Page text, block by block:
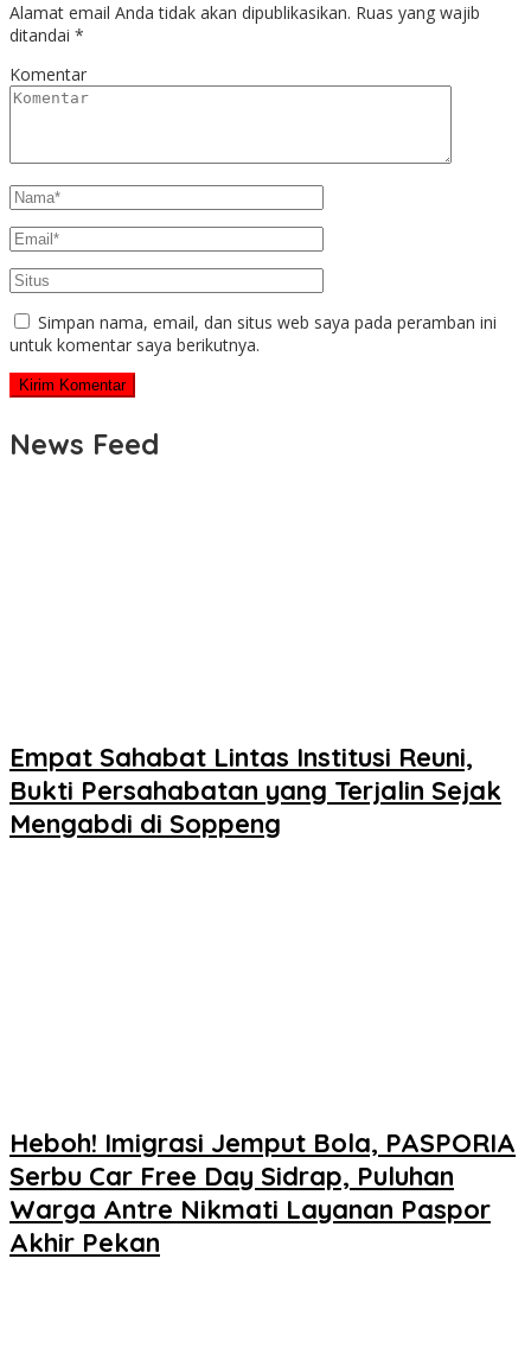
Alamat email Anda tidak akan dipublikasikan. Ruas yang wajib
ditandai *
Komentar
Simpan nama, email, dan situs web saya pada peramban ini
untuk komentar saya berikutnya.
News Feed
Empat Sahabat Lintas Institusi Reuni,
Bukti Persahabatan yang Terjalin Sejak
Mengabdi di Soppeng
Heboh! Imigrasi Jemput Bola, PASPORIA
Serbu Car Free Day Sidrap, Puluhan
Warga Antre Nikmati Layanan Paspor
Akhir Pekan